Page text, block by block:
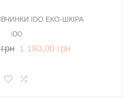
IDO ЕКО-ШКІРА
iDO
1 180,00 грн